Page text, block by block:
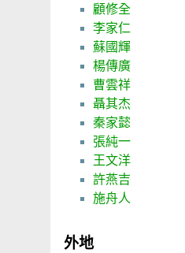
顧修全
李家仁
蘇國輝
楊傳廣
曹雲祥
聶其杰
秦家懿
張純一
王文洋
許燕吉
施舟人
外地